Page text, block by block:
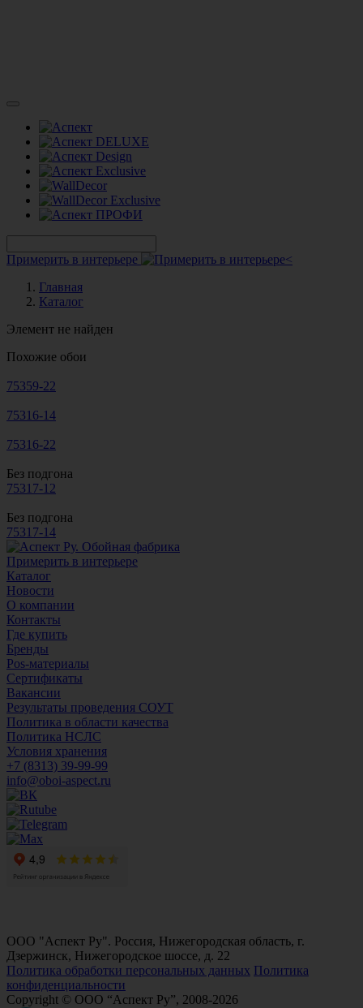
Примерить в интерьере
Главная
Каталог
Элемент не найден
Похожие обои
75359-22
75316-14
75316-22
Без подгона
75317-12
Без подгона
75317-14
Примерить в интерьере
Каталог
Новости
О компании
Контакты
Где купить
Бренды
Pos-материалы
Сертификаты
Вакансии
Результаты проведения СОУТ
Политика в области качества
Политика НСЛС
Условия хранения
+7 (8313) 39-99-99
info@oboi-aspect.ru
ООО "Аспект Ру". Россия, Нижегородская область, г.
Дзержинск, Нижегородское шоссе, д. 22
Политика обработки персональных данных Политика
конфиденциальности
Copyright © ООО “Аспект Ру”, 2008-2026